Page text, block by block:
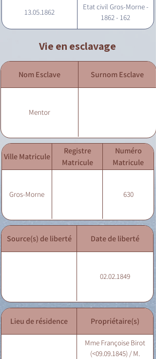
13.05.1862
Etat civil Gros-Morne -
1862 - 162
Vie en esclavage
Nom Esclave Surnom Esclave
Mentor
Ville Matricule
Registre
Matricule
Numéro
Matricule
Gros-Morne 630
Source(s) de liberté Date de liberté
02.02.1849
Lieu de résidence Propriétaire(s)
Mme Françoise Birot
(<09.09.1845) / M.